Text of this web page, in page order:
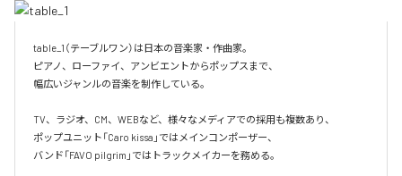
table_1（テーブルワン）は日本の音楽家・作曲家。
ピアノ、ローファイ、アンビエントからポップスまで、
幅広いジャンルの音楽を制作している。
TV、ラジオ、CM、WEBなど、様々なメディアでの採用も複数あり、
ポップユニット「Caro kissa」ではメインコンポーザー、
バンド「FAVO pilgrim」ではトラックメイカーを務める。